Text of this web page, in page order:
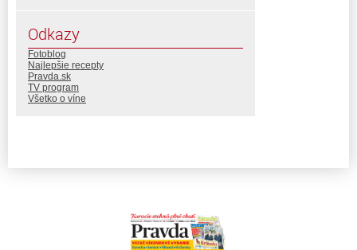
Odkazy
Fotoblog
Najlepšie recepty
Pravda.sk
TV program
Všetko o víne